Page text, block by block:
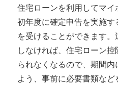
住宅ローンを利用してマイ
初年度に確定申告を実施
を受けることができます
しなければ、住宅ローン
られなくなるので、期間
よう、事前に必要書類な